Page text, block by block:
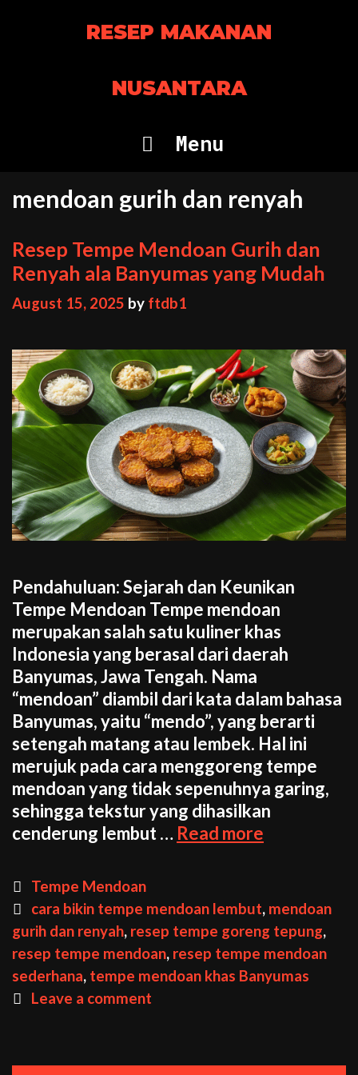
RESEP MAKANAN
NUSANTARA
Menu
mendoan gurih dan renyah
Resep Tempe Mendoan Gurih dan
Renyah ala Banyumas yang Mudah
August 15, 2025 by ftdb1
Pendahuluan: Sejarah dan Keunikan
Tempe Mendoan Tempe mendoan
merupakan salah satu kuliner khas
Indonesia yang berasal dari daerah
Banyumas, Jawa Tengah. Nama
“mendoan” diambil dari kata dalam bahasa
Banyumas, yaitu “mendo”, yang berarti
setengah matang atau lembek. Hal ini
merujuk pada cara menggoreng tempe
mendoan yang tidak sepenuhnya garing,
sehingga tekstur yang dihasilkan
cenderung lembut … Read more
Gurih
dan
Renyah
Banyumas
Categories
Tempe Mendoan
Tags
cara bikin tempe mendoan lembut, mendoan
gurih dan renyah, resep tempe goreng tepung,
resep tempe mendoan, resep tempe mendoan
sederhana, tempe mendoan khas Banyumas
Leave a comment